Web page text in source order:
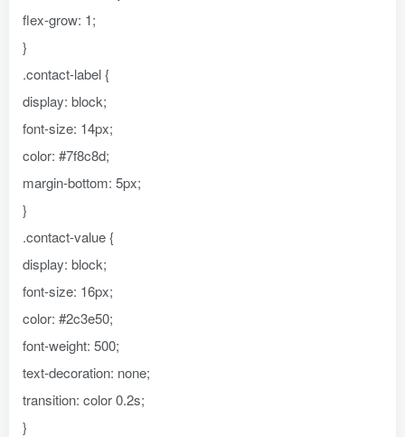
flex-grow: 1;
}
.contact-label {
display: block;
font-size: 14px;
color: #7f8c8d;
margin-bottom: 5px;
}
.contact-value {
display: block;
font-size: 16px;
color: #2c3e50;
font-weight: 500;
text-decoration: none;
transition: color 0.2s;
}